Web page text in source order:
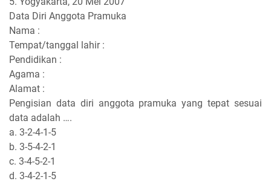
Data Diri Anggota Pramuka
Nama :
Tempat/tanggal lahir :
Pendidikan :
Agama :
Alamat :
Pengisian data diri anggota pramuka yang tepat sesuai
data adalah ….
a. 3-2-4-1-5
b. 3-5-4-2-1
c. 3-4-5-2-1
d. 3-4-2-1-5